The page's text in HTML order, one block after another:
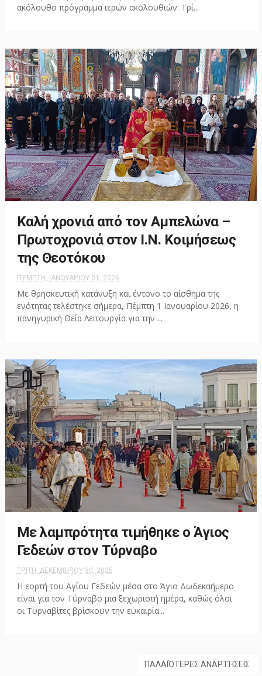
ακόλουθο πρόγραμμα ιερών ακολουθιών: Τρί...
Καλή χρονιά από τον Αμπελώνα –
Πρωτοχρονιά στον Ι.Ν. Κοιμήσεως
της Θεοτόκου
ΠΈΜΠΤΗ, ΙΑΝΟΥΑΡΊΟΥ 01, 2026
Με θρησκευτική κατάνυξη και έντονο το αίσθημα της
ενότητας τελέστηκε σήμερα, Πέμπτη 1 Ιανουαρίου 2026, η
πανηγυρική Θεία Λειτουργία για την ...
Με λαμπρότητα τιμήθηκε ο Άγιος
Γεδεών στον Τύρναβο
ΤΡΊΤΗ, ΔΕΚΕΜΒΡΊΟΥ 30, 2025
Η εορτή του Αγίου Γεδεών μέσα στο Άγιο Δωδεκαήμερο
είναι για τον Τύρναβο μια ξεχωριστή ημέρα, καθώς όλοι
οι Τυρναβίτες βρίσκουν την ευκαιρία...
ΠΑΛΑΙΌΤΕΡΕΣ ΑΝΑΡΤΉΣΕΙΣ